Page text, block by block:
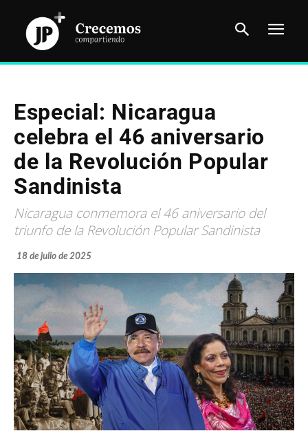
Especial: Nicaragua
celebra el 46 aniversario
de la Revolución Popular
Sandinista
Nicaragua conmemora el 46 aniversario del
triunfo de la Revolución Popular Sandinista
18 de julio de 2025